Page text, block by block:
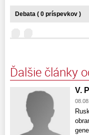
Debata ( 0 príspevkov )
Ďalšie články
V.